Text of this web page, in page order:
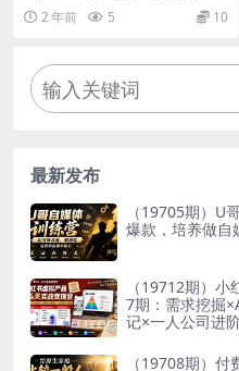
简单无脑，日入2000+
2 年前 5 10
最新发布
（19705期）U
爆款，培养做自
（19712期）
7期：需求挖掘
记×一人公司进
（19708期）